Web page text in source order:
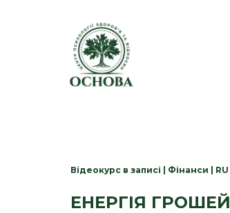
Відеокурс в записі | Фінанси | RU
ЕНЕРГІЯ ГРОШЕЙ